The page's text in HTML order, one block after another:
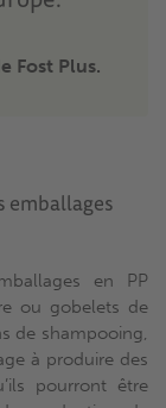
Fost Plus.
emballages
en PP
ou gobelets de
de shampooing,
à produire des
pourront être